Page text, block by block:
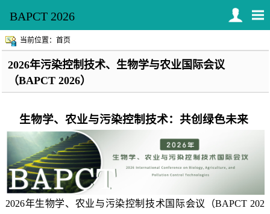
BAPCT 2026
当前位置：首页
2026年污染控制技术、生物学与农业国际会议
（BAPCT 2026）
生物学、农业与污染控制技术：共创绿色未来
2026年生物学、农业与污染控制技术国际会议（BAPCT 202